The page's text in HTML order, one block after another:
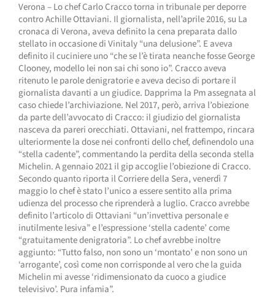
Verona – Lo chef Carlo Cracco torna in tribunale per deporre
contro Achille Ottaviani. Il giornalista, nell’aprile 2016, su La
cronaca di Verona, aveva definito la cena preparata dallo
stellato in occasione di Vinitaly “una delusione”. E aveva
definito il cuciniere uno “che se l’è tirata neanche fosse George
Clooney, modello lei non sai chi sono io”. Cracco aveva
ritenuto le parole denigratorie e aveva deciso di portare il
giornalista davanti a un giudice. Dapprima la Pm assegnata al
caso chiede l’archiviazione. Nel 2017, però, arriva l’obiezione
da parte dell’avvocato di Cracco: il giudizio del giornalista
nasceva da pareri orecchiati. Ottaviani, nel frattempo, rincara
ulteriormente la dose nei confronti dello chef, definendolo una
“stella cadente”, commentando la perdita della seconda stella
Michelin. A gennaio 2021 il gip accoglie l’obiezione di Cracco.
Secondo quanto riporta il Corriere della Sera, venerdì 7
maggio lo chef è stato l’unico a essere sentito alla prima
udienza del processo che riprenderà a luglio. Cracco avrebbe
definito l’articolo di Ottaviani “un’invettiva personale e
inutilmente lesiva” e l’espressione ‘stella cadente’ come
“gratuitamente denigratoria”. Lo chef avrebbe inoltre
aggiunto: “Tutto falso, non sono un ‘montato’ e non sono un
‘arrogante’, così come non corrisponde al vero che la guida
Michelin mi avesse ‘ridimensionato da cuoco a giudice
televisivo’. Pura infamia”.